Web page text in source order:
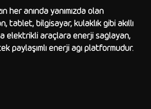
her anında yanımızda olan
tablet, bilgisayar, kulaklık gibi akıllı
elektrikli araçlara enerji sağlayan,
paylaşımlı enerji ağı platformudur.